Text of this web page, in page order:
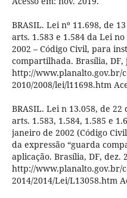
BRASIL. Lei nº 11.698, de
arts. 1.583 e 1.584 da Lei
2002 – Código Civil, para
compartilhada. Brasília, DF,
http://www.planalto.gov.br/
2010/2008/lei/l11698.htm
BRASIL. Lei n 13.058, de
arts. 1.583, 1.584, 1.585 e
janeiro de 2002 (Código
da expressão “guarda
aplicação. Brasília, DF, dez.
http://www.planalto.gov.br/
2014/2014/Lei/L13058.htm